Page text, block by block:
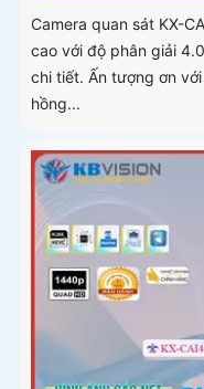
Camera quan sát KX-
cao với độ phân giải
chi tiết. Ấn tượng ơn
hồng...